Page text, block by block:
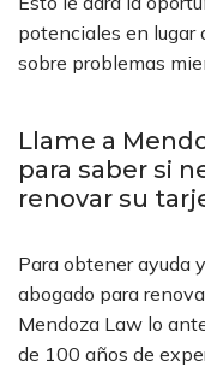
potenciales en lugar
sobre problemas
Llame a
para saber si
renovar su
Para obtener ayuda
abogado para
Mendoza Law lo
de 100 años de